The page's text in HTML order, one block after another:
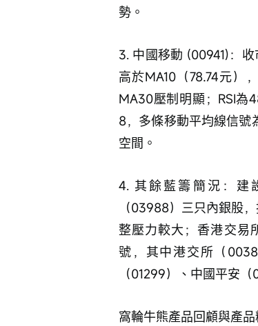
勢。
3. 中國移動 (00941)：
高於MA10（78.74元）
MA30壓制明顯；RSI為
8，多條移動平均線信號
空間。
4. 其餘藍籌簡況：建
（03988）三只內銀股
整壓力較大；香港交易
號，其中港交所（
（01299）、中國平安
窩輪牛熊產品回顧與產品